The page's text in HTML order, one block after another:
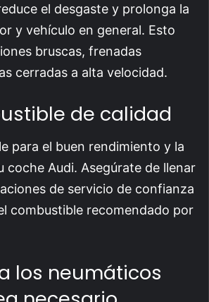
el desgaste y prolonga la
y vehículo en general. Esto
bruscas, frenadas
cerradas a alta velocidad.
de calidad
para el buen rendimiento y la
coche Audi. Asegúrate de llenar
de servicio de confianza
combustible recomendado por
los neumáticos